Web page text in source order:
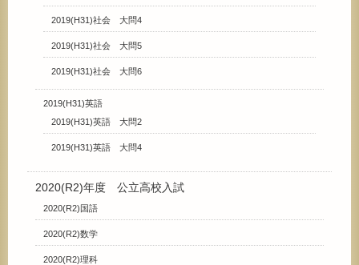
2019(H31)社会 大問4
2019(H31)社会 大問5
2019(H31)社会 大問6
2019(H31)英語
2019(H31)英語 大問2
2019(H31)英語 大問4
2020(R2)年度 公立高校入試
2020(R2)国語
2020(R2)数学
2020(R2)理科